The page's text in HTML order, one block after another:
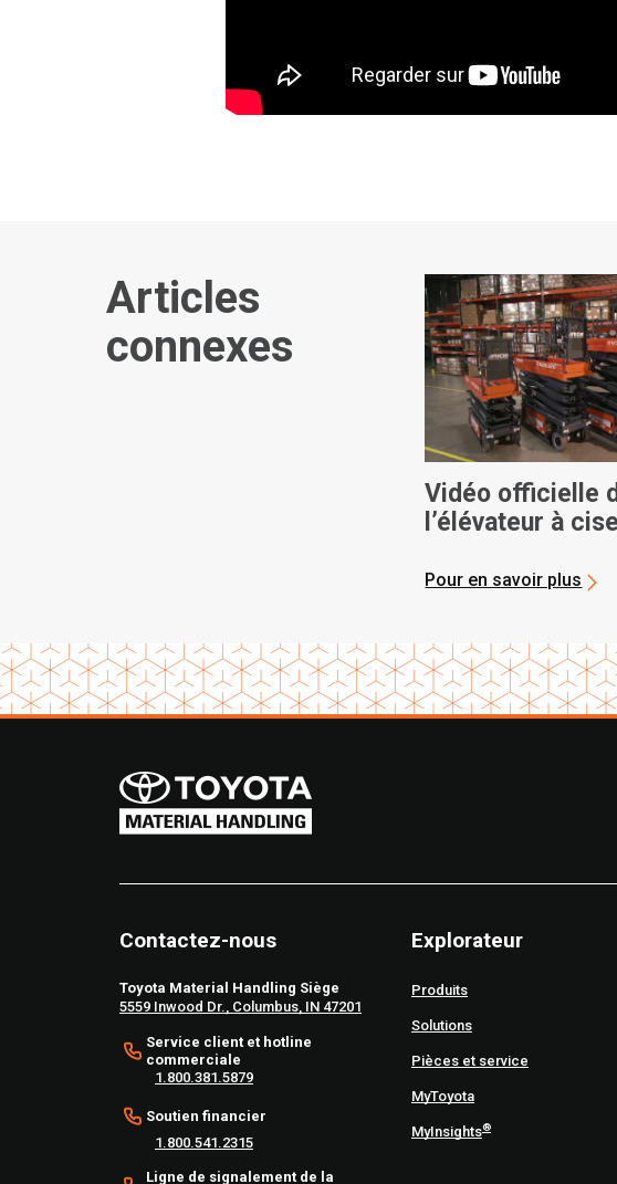
Articles
connexes
Vidéo officielle
l’élévateur à
Pour en savoir plus
Contactez-nous
Toyota Material Handling Siège
5559 Inwood Dr., Columbus, IN 47201
Service client et hotline
commerciale
1.800.381.5879
Soutien financier
1.800.541.2315
Ligne de signalement de la
Explorateur
Produits
Solutions
Pièces et service
MyToyota
MyInsights®